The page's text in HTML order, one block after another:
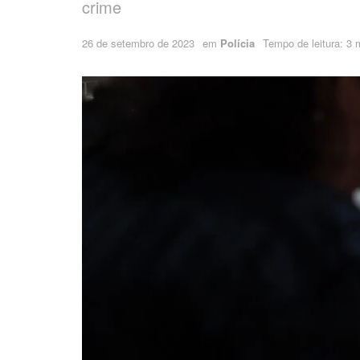
crime
26 de setembro de 2023 em Polícia Tempo de leitura: 3